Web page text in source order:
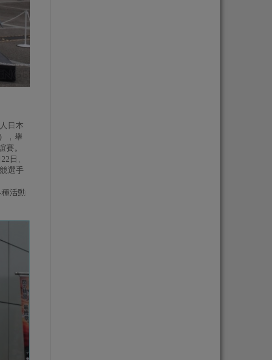
日本
，舉
賽。
日、
選手
活動